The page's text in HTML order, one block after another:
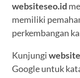
websiteseo.id
memiliki
perkembangan
Kunjungi
Google untuk